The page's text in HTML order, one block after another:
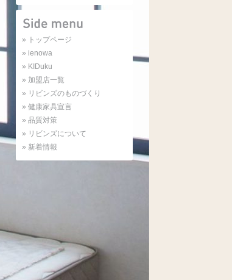
» トップページ
» ienowa
» KIDuku
» 加盟店一覧
» リビンズのものづくり
» 健康家具宣言
» 品質対策
» リビンズについて
» 新着情報